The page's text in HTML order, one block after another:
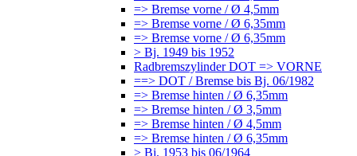
=> Bremse vorne / Ø 4,5mm
=> Bremse vorne / Ø 6,35mm
=> Bremse vorne / Ø 6,35mm
> Bj. 1949 bis 1952
Radbremszylinder DOT => VORNE
==> DOT / Bremse bis Bj. 06/1982
=> Bremse hinten / Ø 6,35mm
=> Bremse hinten / Ø 3,5mm
=> Bremse hinten / Ø 4,5mm
=> Bremse hinten / Ø 6,35mm
> Bj. 1953 bis 06/1964